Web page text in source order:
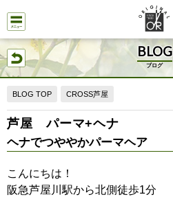
BLOG
ブログ
BLOG TOP CROSS芦屋
芦屋 パーマ+ヘナ
ヘナでつややかパーマヘア
こんにちは！
阪急芦屋川駅から北側徒歩1分